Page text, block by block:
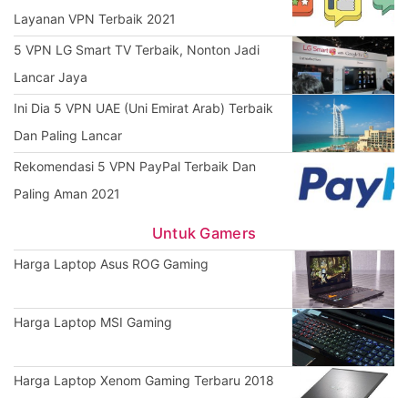
Layanan VPN Terbaik 2021
5 VPN LG Smart TV Terbaik, Nonton Jadi
Lancar Jaya
Ini Dia 5 VPN UAE (Uni Emirat Arab) Terbaik
Dan Paling Lancar
Rekomendasi 5 VPN PayPal Terbaik Dan
Paling Aman 2021
Untuk Gamers
Harga Laptop Asus ROG Gaming
Harga Laptop MSI Gaming
Harga Laptop Xenom Gaming Terbaru 2018